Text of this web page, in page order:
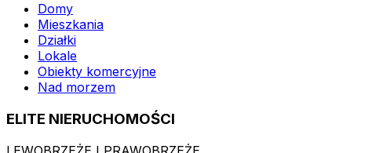
Domy
Mieszkania
Działki
Lokale
Obiekty komercyjne
Nad morzem
ELITE NIERUCHOMOŚCI